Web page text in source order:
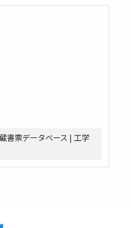
書票データベース | 工学